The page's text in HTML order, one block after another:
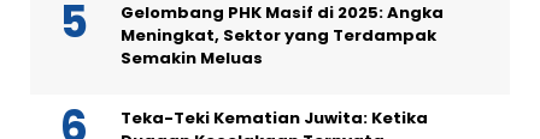
Gelombang PHK Masif di 2025: Angka
Meningkat, Sektor yang Terdampak
Semakin Meluas
Teka-Teki Kematian Juwita: Ketika